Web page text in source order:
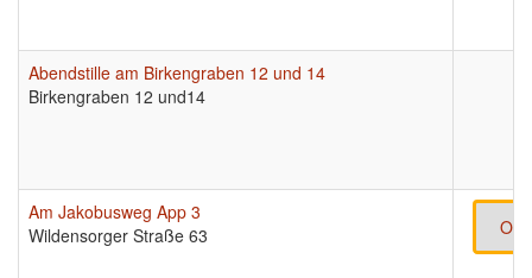
Abendstille am Birkengraben 12 und 14
Birkengraben 12 und14
Am Jakobusweg App 3
Wildensorger Straße 63